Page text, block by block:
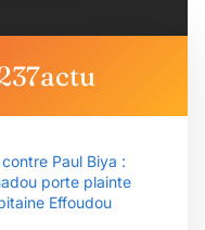
Paul Biya :
porte plainte
Effoudou